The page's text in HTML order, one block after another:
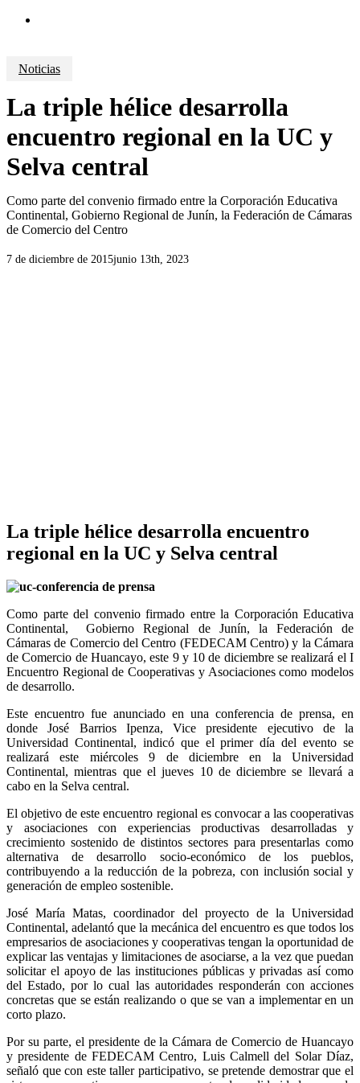
Noticias
La triple hélice desarrolla
encuentro regional en la UC y
Selva central
Como parte del convenio firmado entre la Corporación Educativa
Continental, Gobierno Regional de Junín, la Federación de Cámaras
de Comercio del Centro
7 de diciembre de 2015junio 13th, 2023
La triple hélice desarrolla encuentro
regional en la UC y Selva central
Como parte del convenio firmado entre la Corporación Educativa
Continental, Gobierno Regional de Junín, la Federación de
Cámaras de Comercio del Centro (FEDECAM Centro) y la Cámara
de Comercio de Huancayo, este 9 y 10 de diciembre se realizará el I
Encuentro Regional de Cooperativas y Asociaciones como modelos
de desarrollo.
Este encuentro fue anunciado en una conferencia de prensa, en
donde José Barrios Ipenza, Vice presidente ejecutivo de la
Universidad Continental, indicó que el primer día del evento se
realizará este miércoles 9 de diciembre en la Universidad
Continental, mientras que el jueves 10 de diciembre se llevará a
cabo en la Selva central.
El objetivo de este encuentro regional es convocar a las cooperativas
y asociaciones con experiencias productivas desarrolladas y
crecimiento sostenido de distintos sectores para presentarlas como
alternativa de desarrollo socio-económico de los pueblos,
contribuyendo a la reducción de la pobreza, con inclusión social y
generación de empleo sostenible.
José María Matas, coordinador del proyecto de la Universidad
Continental, adelantó que la mecánica del encuentro es que todos los
empresarios de asociaciones y cooperativas tengan la oportunidad de
explicar las ventajas y limitaciones de asociarse, a la vez que puedan
solicitar el apoyo de las instituciones públicas y privadas así como
del Estado, por lo cual las autoridades responderán con acciones
concretas que se están realizando o que se van a implementar en un
corto plazo.
Por su parte, el presidente de la Cámara de Comercio de Huancayo
y presidente de FEDECAM Centro, Luis Calmell del Solar Díaz,
señaló que con este taller participativo, se pretende demostrar que el